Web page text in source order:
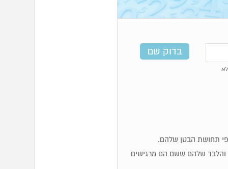
והלבד שלהם ששם הם מרגישים